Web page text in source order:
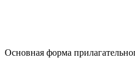
Основная форма